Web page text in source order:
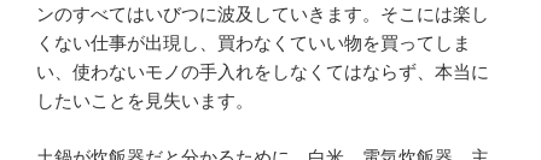
ンのすべてはいびつに波及していきます。そこには楽し
くない仕事が出現し、買わなくていい物を買ってしま
い、使わないモノの手入れをしなくてはならず、本当に
したいことを見失います。